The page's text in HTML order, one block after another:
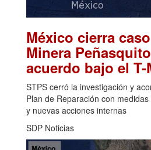
México cierra
Minera
acuerdo bajo el T-
STPS cerró la investigación y
Plan de Reparación con
y nuevas acciones internas
SDP Noticias